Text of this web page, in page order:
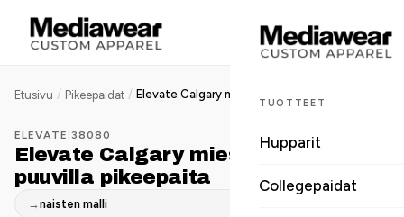
TUOTTEET
Hupparit
Collegepaidat
Etusivu / Pikeepaidat /
ELEVATE 38080
Elevate Calgary miesten BCI-
puuvilla pikeepaita
→naisten malli